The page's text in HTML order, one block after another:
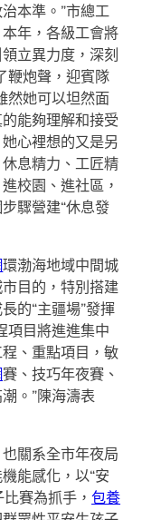
本準。”市總工
年，各級工會將
立異力度，深刻
鞭炮聲，迎賓隊
然她可以坦然面
能夠理解和接受
心裡想的又是另
息精力、工匠精
校園、進社區，
驟營建“休息發
環渤海地域中間城
目的，特別搭建
的“主疆場”發揮
項目將進進集中
、重點項目，敏
賽、技巧年夜賽、
。”陳海濤表
關系全市年夜局
能感化，以“安
比賽為抓手，包養